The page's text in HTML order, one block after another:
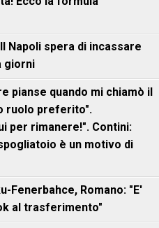
Napoli spera di incassare
giorni
pianse quando mi chiamò il
ruolo preferito".
per rimanere!". Contini:
è un motivo di
Fenerbahce, Romano: "E'
al trasferimento"